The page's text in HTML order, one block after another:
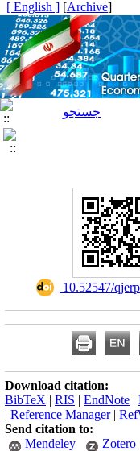
[
Archive
]
[ English ]
10.52547/
Download citation:
BibTeX | RIS | EndNote |
| Reference Manager|
Send citation to:
Mendeley
Zotero